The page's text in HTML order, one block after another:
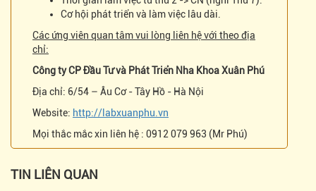
Cơ hội phát triển và làm việc lâu dài.
Các ứng viên quan tâm vui lòng liên hệ với theo địa
chỉ:
Công ty CP Đầu Tư và Phát Triển Nha Khoa Xuân Phú
Địa chỉ: 6/54 – Âu Cơ - Tây Hồ - Hà Nội
Website: http://labxuanphu.vn
Mọi thắc mắc xin liên hệ : 0912 079 963 (Mr Phú)
TIN LIÊN QUAN